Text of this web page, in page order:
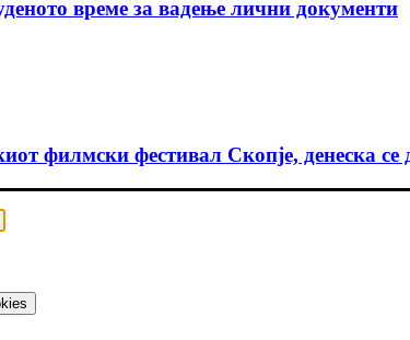
време за вадење лични документи
филмски фестивал Скопје, денеска се